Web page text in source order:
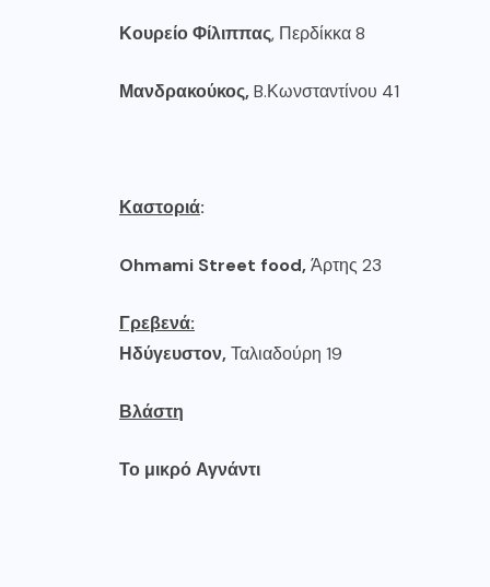
Κουρείο Φίλιππας, Περδίκκα 8
Μανδρακούκος,B.Κωνσταντίνου 41
Καστοριά:
Ohmami Street food,Άρτης 23
Γρεβενά:
Ηδύγευστον,Ταλιαδούρη 19
Βλάστη
Το μικρό Αγνάντι